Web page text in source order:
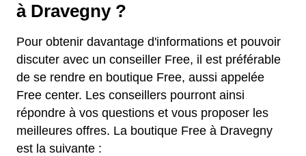
à Dravegny ?
Pour obtenir davantage d'informations et pouvoir
discuter avec un conseiller Free, il est préférable
de se rendre en boutique Free, aussi appelée
Free center. Les conseillers pourront ainsi
répondre à vos questions et vous proposer les
meilleures offres. La boutique Free à Dravegny
est la suivante :